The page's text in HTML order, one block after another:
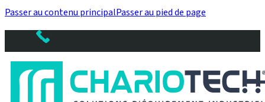
Passer au contenu principalPasser au pied de page